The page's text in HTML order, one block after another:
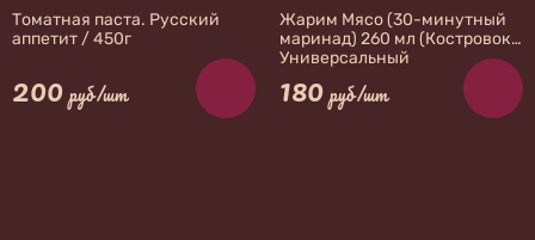
Томатная паста. Русский
аппетит / 450г
200 руб/шт
Жарим Мясо (30-минутный
маринад) 260 мл (Костровок)
Универсальный
180 руб/шт